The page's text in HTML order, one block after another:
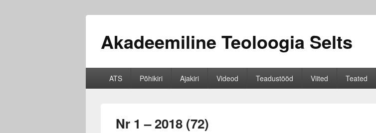
Akadeemiline Teoloogia Selts
ATS Põhikiri Ajakiri Videod Teadustööd Viited Teated
Nr 1 – 2018 (72)